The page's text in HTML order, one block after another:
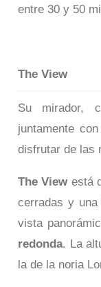
entre 30 y 50
The View
Su mirador,
juntamente
disfrutar de las
The View está
cerradas y
vista
redonda. La
la de la noria